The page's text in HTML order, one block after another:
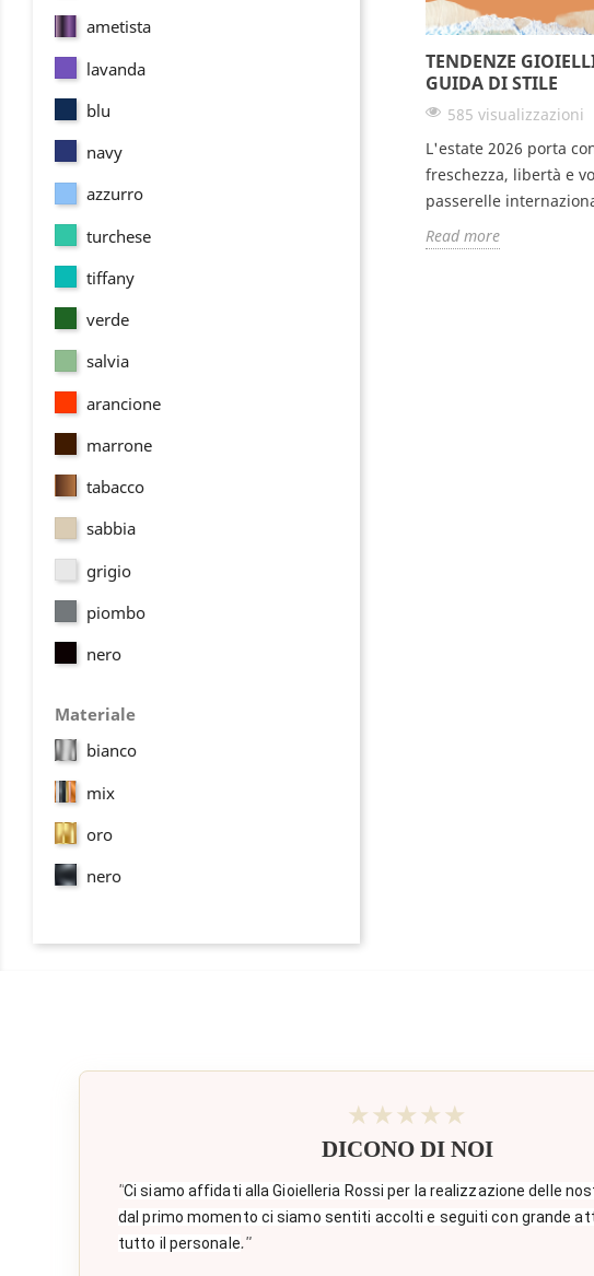
ametista
lavanda
blu
navy
azzurro
turchese
tiffany
verde
salvia
arancione
marrone
tabacco
sabbia
grigio
piombo
nero
Materiale
bianco
mix
oro
nero
TENDENZE
GUIDA DI STILE
585 visualizzazioni
L'estate 2026 porta
freschezza, libertà e
passerelle
Read more
★★★★★
DICONO DI NOI
"Ci siamo affidati alla Gioielleria Rossi per la realizzazione delle
dal primo momento ci siamo sentiti accolti e seguiti con grande
tutto il personale."